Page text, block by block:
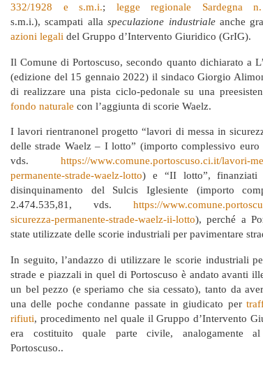
332/1928 e s.m.i.; legge regionale Sardegna
s.m.i.), scampati allaspeculazione industriale anche
azioni legali del Gruppo d’Intervento Giuridico (GrIG).
Il Comune di Portoscuso, secondo quanto dichiarato a
(edizione del 15 gennaio 2022) il sindaco Giorgio
di realizzare una pista ciclo-pedonale su una
fondo naturale con l’aggiunta di scorie Waelz.
I lavori rientranonel progetto “lavori di messa in
delle strade Waelz – I lotto” (importo complessivo euro
vds. https://www.comune.portoscuso.ci.it/lavori-
permanente-strade-waelz-lotto) e “II lotto”, finanziati
disinquinamento del Sulcis Iglesiente (importo
2.474.535,81, vds. https://
sicurezza-permanente-strade-waelz-ii-lotto), perché a
state utilizzate delle scorie industriali per pavimentare
In seguito, l’andazzo di utilizzare le scorie industriali
strade e piazzali in quel di Portoscuso è andato avanti
un bel pezzo (e speriamo che sia cessato), tanto da
una delle poche condanne passate in giudicato per
rifiuti, procedimento nel quale il Gruppo d’Intervento
era costituito quale parte civile, analogamente
Portoscuso..